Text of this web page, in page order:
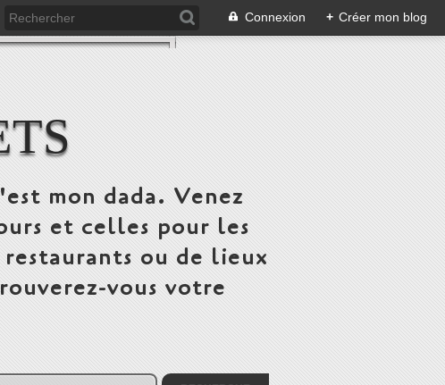
Connexion + Créer mon blog
mon dada. Venez
et celles pour les
restaurants ou de lieux
vous votre